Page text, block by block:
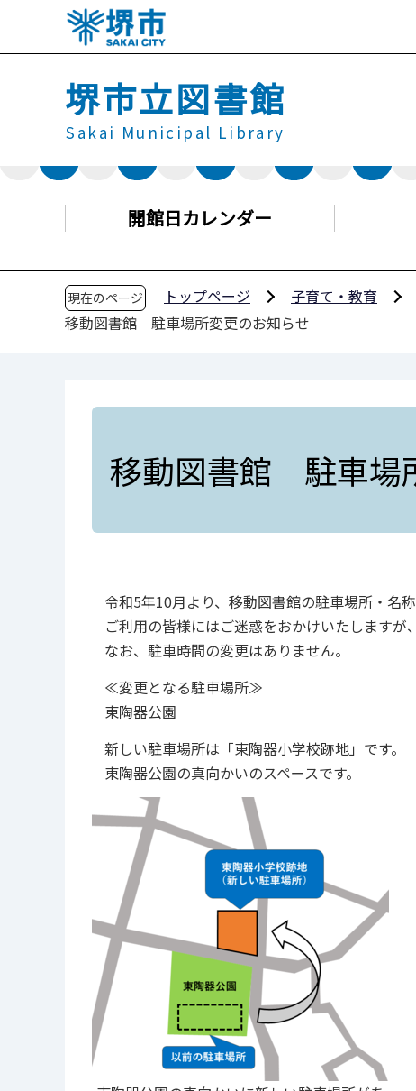
ペ
堺市立図書館
Sakai Municipal Library
開館日カレンダー
現在のページ トップページ 子育て・教育
移動図書館 駐車場所変更のお知らせ
移動図書館 駐車場
令和5年10月より、移動図書館の駐車場所・名
ご利用の皆様にはご迷惑をおかけいたしますが
なお、駐車時間の変更はありません。
≪変更となる駐車場所≫
東陶器公園
新しい駐車場所は「東陶器小学校跡地」です。
東陶器公園の真向かいのスペースです。